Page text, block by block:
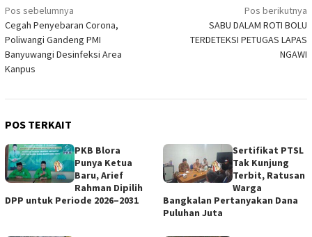
Navigasi
pos
Pos sebelumnya
Cegah Penyebaran Corona,
Poliwangi Gandeng PMI
Banyuwangi Desinfeksi Area
Kanpus
Pos berikutnya
SABU DALAM ROTI BOLU
TERDETEKSI PETUGAS LAPAS
NGAWI
POS TERKAIT
PKB Blora
Punya Ketua
Baru, Arief
Rahman Dipilih
DPP untuk Periode 2026–2031
Sertifikat PTSL
Tak Kunjung
Terbit, Ratusan
Warga
Bangkalan Pertanyakan Dana
Puluhan Juta